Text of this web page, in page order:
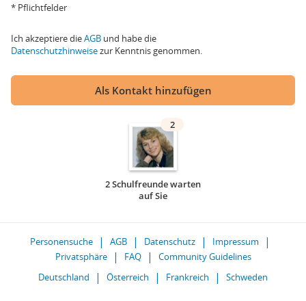
* Pflichtfelder
Ich akzeptiere dieAGB und habe die
Datenschutzhinweisezur Kenntnis genommen.
Als Kontakt hinzufügen
2
2 Schulfreunde warten
auf Sie
Personensuche AGB Datenschutz
Impressum
Privatsphäre
FAQ
Community Guidelines
Deutschland
Österreich Frankreich Schweden